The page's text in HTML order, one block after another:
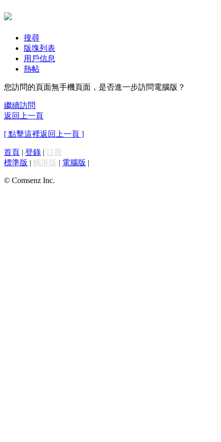
搜尋
版塊列表
用戶信息
熱帖
您訪問的頁面無手機頁面，是否進一步訪問電腦版？
繼續訪問
返回上一頁
[ 點擊這裡返回上一頁 ]
首頁 | 登錄 | 註冊
標準版 | 觸屏版 | 電腦版 |
© Comsenz Inc.